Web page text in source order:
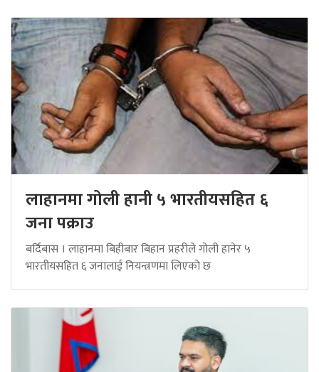
लाहानमा गोली हानी ५ भारतीयसहित ६
जना पक्राउ
बर्दिबास । लाहानमा बिहीबार बिहान प्रहरीले गोली हानेर ५
भारतीयसहित ६ जनालाई नियन्त्रणमा लिएको छ